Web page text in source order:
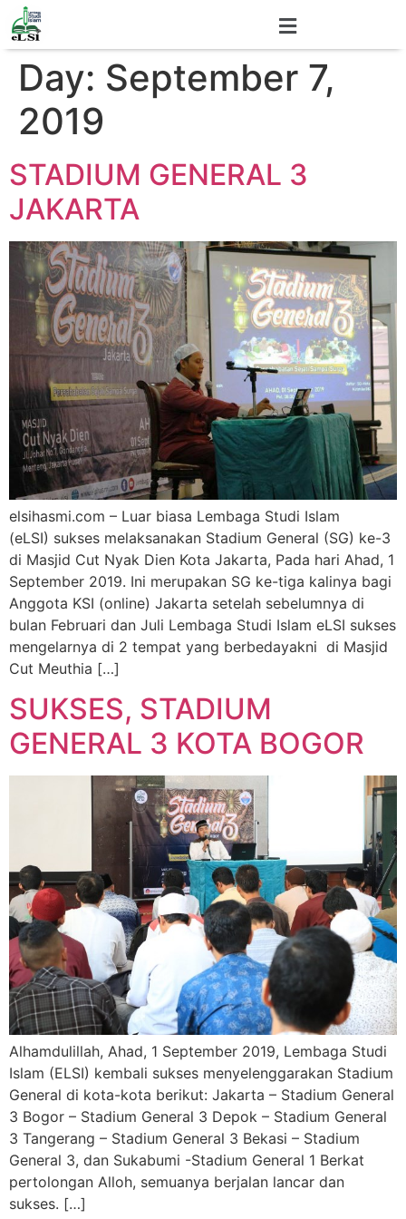
Day: September 7,
2019
STADIUM GENERAL 3
JAKARTA
elsihasmi.com – Luar biasa Lembaga Studi Islam
(eLSI) sukses melaksanakan Stadium General (SG) ke-3
di Masjid Cut Nyak Dien Kota Jakarta, Pada hari Ahad, 1
September 2019. Ini merupakan SG ke-tiga kalinya bagi
Anggota KSI (online) Jakarta setelah sebelumnya di
bulan Februari dan Juli Lembaga Studi Islam eLSI sukses
mengelarnya di 2 tempat yang berbedayakni di Masjid
Cut Meuthia […]
SUKSES, STADIUM
GENERAL 3 KOTA BOGOR
Alhamdulillah, Ahad, 1 September 2019, Lembaga Studi
Islam (ELSI) kembali sukses menyelenggarakan Stadium
General di kota-kota berikut: Jakarta – Stadium General
3 Bogor – Stadium General 3 Depok – Stadium General
3 Tangerang – Stadium General 3 Bekasi – Stadium
General 3, dan Sukabumi -Stadium General 1 Berkat
pertolongan Alloh, semuanya berjalan lancar dan
sukses. […]